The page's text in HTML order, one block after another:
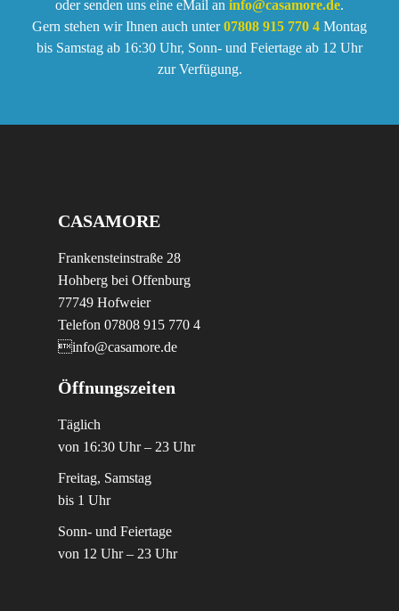
oder senden uns eine eMail an info@casamore.de.
Gern stehen wir Ihnen auch unter07808 915 770 4 Montag
bis Samstag ab 16:30 Uhr, Sonn- und Feiertage ab 12 Uhr
zur Verfügung.
CASAMORE
Frankensteinstraße 28
Hohberg bei Offenburg
77749 Hofweier
Telefon 07808 915 770 4
info@casamore.de
Öffnungszeiten
Täglich
von 16:30 Uhr – 23 Uhr
Freitag, Samstag
bis 1 Uhr
Sonn- und Feiertage
von 12 Uhr – 23 Uhr